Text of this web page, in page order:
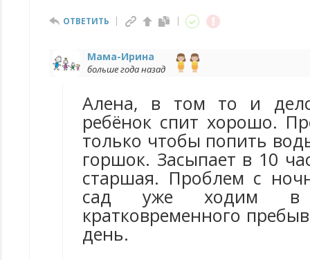
ОТВЕТИТЬ
Мама-Ирина
больше года назад
Алена, в том то и
ребёнок спит хорошо.
только чтобы попить
горшок. Засыпает в 10
старшая. Проблем с
сад уже ходим в
кратковременного
день.